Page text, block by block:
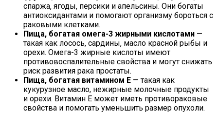
спаржа, ягоды, персики и апельсины. Они богаты
антиоксидантами и помогают организму бороться с
раковыми клетками.
Пища, богатая омега-3 жирными кислотами —
такая как лосось, сардины, масло красной рыбы и
орехи. Омега-3 жирные кислоты имеют
противовоспалительные свойства и могут снижать
риск развития рака простаты.
Пища, богатая витамином Е — такая как
кукурузное масло, нежирные молочные продукты
и орехи. Витамин Е может иметь противораковые
свойства и помогать уменьшить размер опухоли.